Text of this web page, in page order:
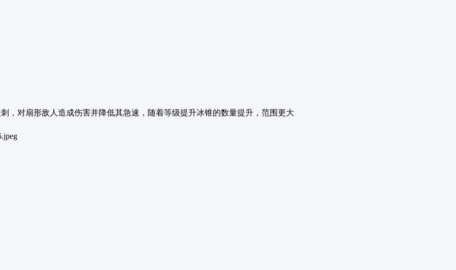
，对扇形敌人造成伤害并降低其急速，随着等级提升冰锥的数量提升，范围更大